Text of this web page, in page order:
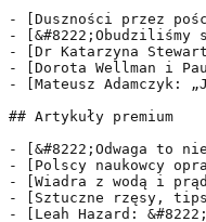
- [Duszności przez
-
- [Dr Katarzyna
- [Dorota Wellman i
- [Mateusz Adamczyk:
## Artykuły premium
- [&#8222;Odwaga to
- [Polscy naukowcy
- [Wiadra z wodą i
- [Sztuczne rzęsy,
- [Leah Hazard: